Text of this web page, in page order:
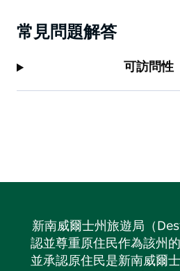
常見問題解答
可訪問性
新南威爾士州旅遊局（
認並尊重原住民作為該州
並承認原住民是新南威爾